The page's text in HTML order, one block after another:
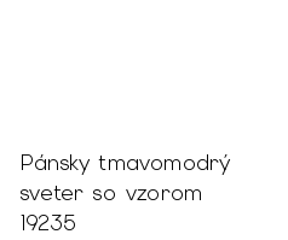
Pánsky tmavomodrý
sveter so vzorom
19235